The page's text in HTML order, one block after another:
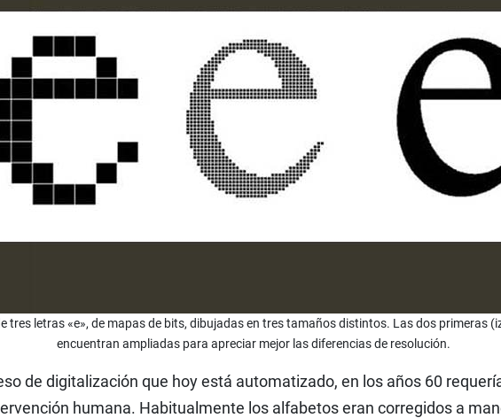
tres letras «e», de mapas de bits, dibujadas en tres tamaños distintos. Las dos primeras
encuentran ampliadas para apreciar mejor las diferencias de resolución.
de digitalización que hoy está automatizado, en los años 60
humana. Habitualmente los alfabetos eran corregidos a